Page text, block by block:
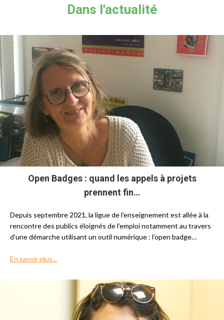
Dans l'actualité
Open Badges : quand les appels à projets
prennent fin…
Depuis septembre 2021, la ligue de l’enseignement est allée à la
rencontre des publics éloignés de l’emploi notamment au travers
d’une démarche utilisant un outil numérique : l’open badge…
En savoir plus...